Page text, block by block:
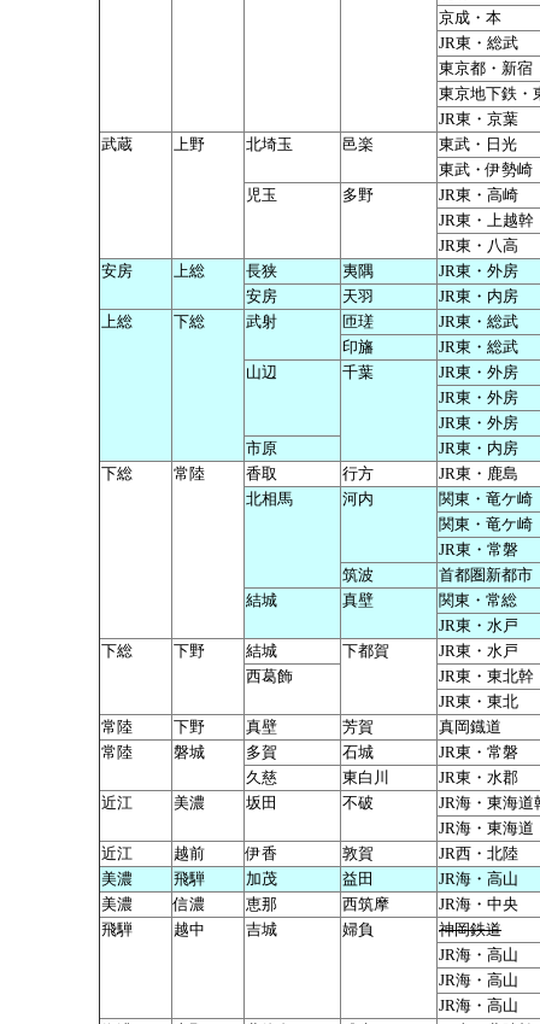
京成・本
JR東・総武
東京都・新宿
東京地下鉄・
JR東・京葉
武蔵
上野 北埼玉 邑楽
東武・日光
東武・伊勢崎
児玉
多野
JR東・高崎
JR東・上越幹
JR東・八高
安房
上総 長狭 夷隅
JR東・外房
安房
天羽
JR東・内房
上総
下総 武射 匝瑳
JR東・総武
印旛
JR東・総武
山辺
千葉
JR東・外房
JR東・外房
JR東・外房
市原
JR東・内房
下総
常陸 香取 行方
JR東・鹿島
北相馬
河内
関東・竜ケ崎
関東・竜ケ崎
JR東・常磐
筑波
首都圏新都市
結城
真壁
関東・常総
JR東・水戸
下総
下野 結城 下都賀
JR東・水戸
西葛飾
JR東・東北幹
JR東・東北
常陸
下野 真壁 芳賀
真岡鐡道
常陸
磐城 多賀 石城
JR東・常磐
久慈
東白川
JR東・水郡
近江
美濃 坂田 不破
JR海・東海道
JR海・東海道
近江
越前 伊香 敦賀
JR西・北陸
美濃
飛騨 加茂 益田
JR海・高山
美濃
信濃 恵那 西筑摩
JR海・中央
飛騨
越中 吉城 婦負
神岡鉄道
JR海・高山
JR海・高山
JR海・高山